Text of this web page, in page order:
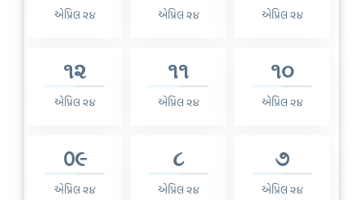
એપ્રિલ ૨૪ એપ્રિલ ૨૪ એપ્રિલ ૨૪
૧૨
એપ્રિલ ૨૪
૧૧
એપ્રિલ ૨૪
૧૦
એપ્રિલ ૨૪
0૯
એપ્રિલ ૨૪
૮
એપ્રિલ ૨૪
૭
એપ્રિલ ૨૪